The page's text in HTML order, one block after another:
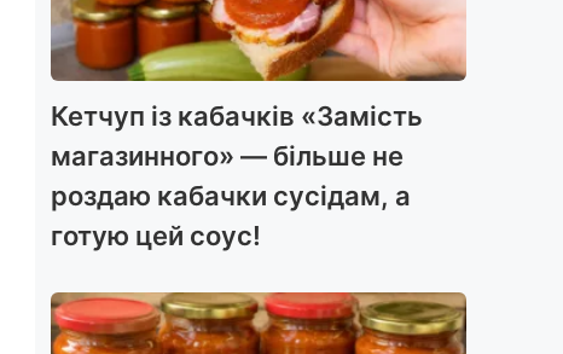
Кетчуп із кабачків «Замість
магазинного» — більше не
роздаю кабачки сусідам, а
готую цей соус!